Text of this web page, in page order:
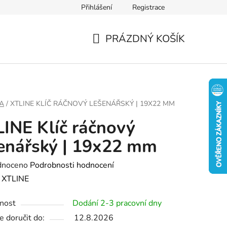
Přihlášení Registrace
PRÁZDNÝ KOŠÍK
/ XTLINE KLÍČ RÁČNOVÝ LEŠENÁŘSKÝ | 19X22 MM
Klíč ráčnový
| 19x22 mm
Podrobnosti hodnocení
XTLINE
Dodání 2-3 pracovní dny
doručit do:
12.8.2026